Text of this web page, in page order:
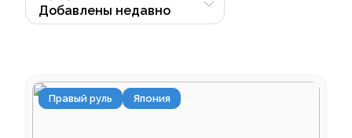
Правый руль Япония